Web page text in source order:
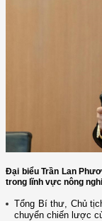
Đại biểu Trần Lan
trong lĩnh vực nông
Tổng Bí thư, Chủ
chuyển chiến lược